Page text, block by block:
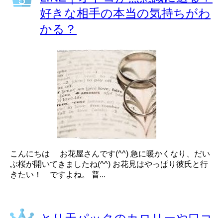
好きな相手の本当の気持ちがわ
かる？
こんにちは お花屋さんです(^^) 急に暖かくなり、だい
ぶ桜が開いてきましたね(^^) お花見はやっぱり彼氏と行
きたい！ ですよね。 普...